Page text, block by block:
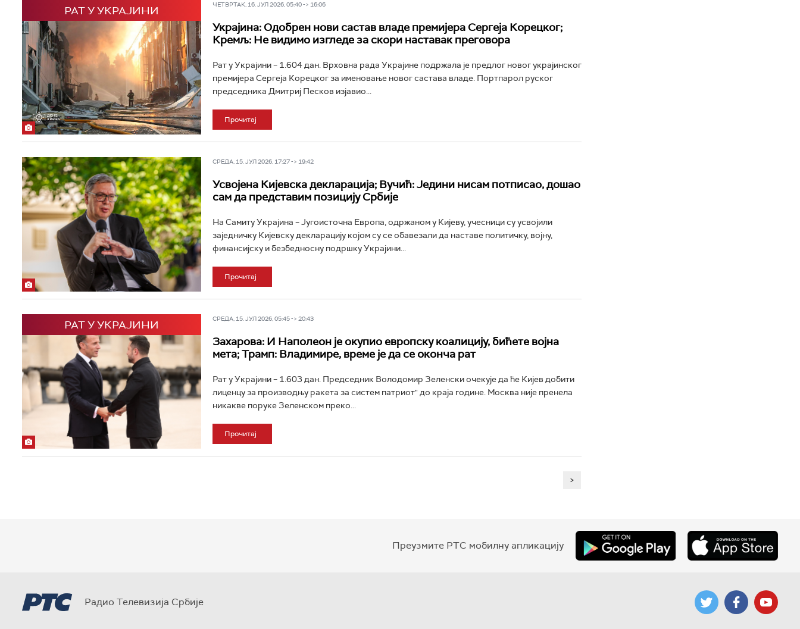
РАТ У УКРАЈИНИ ЧЕТВРТАК, 16. ЈУЛ 2026, 05:40 -> 16:06
Украјина: Одобрен нови састав владе премијера Сергеја Корецког;
Кремљ: Не видимо изгледе за скори наставак преговора
Рат у Украјини – 1.604 дан. Врховна рада Украјине подржала је предлог новог украјинског
премијера Сергеја Корецког за именовање новог састава владе. Портпарол руског
председника Дмитриј Песков изјавио...
Прочитај
СРЕДА, 15. ЈУЛ 2026, 17:27 -> 19:42
Усвојена Кијевска декларација; Вучић: Једини нисам потписао, дошао
сам да представим позицију Србије
На Самиту Украјина – Југоисточна Европа, одржаном у Кијеву, учесници су усвојили
заједничку Кијевску декларацију којом су се обавезали да наставе политичку, војну,
финансијску и безбедносну подршку Украјини...
Прочитај
РАТ У УКРАЈИНИ СРЕДА, 15. ЈУЛ 2026, 05:45 -> 20:43
Захарова: И Наполеон је окупио европску коалицију, бићете војна
мета; Трамп: Владимире, време је да се оконча рат
Рат у Украјини – 1.603 дан. Председник Володомир Зеленски очекује да ће Кијев добити
лиценцу за производњу ракета за систем патриот" до краја године. Москва није пренела
никакве поруке Зеленском преко...
Прочитај
>
Преузмите РТС мобилну апликацију
Радио Телевизија Србије